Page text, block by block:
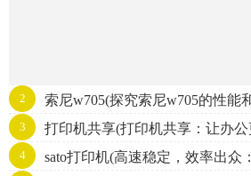
2 索尼w705(探究索尼w705的性能
3 打印机共享(打印机共享：让办
4
sato打印机(高速稳定，效率出众